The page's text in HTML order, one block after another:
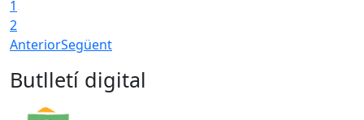
1
2
AnteriorSegüent
Butlletí digital